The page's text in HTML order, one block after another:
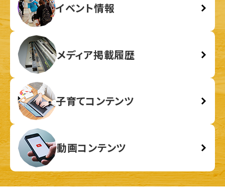
イベント情報
メディア掲載履歴
子育てコンテンツ
動画コンテンツ